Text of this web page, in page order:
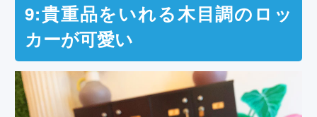
9:貴重品をいれる木目調のロッ
カーが可愛い